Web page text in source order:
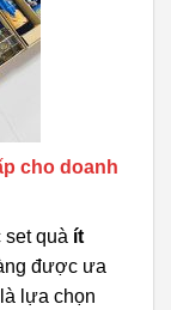
cho doanh
set quà ít
được ưa
là lựa chọn